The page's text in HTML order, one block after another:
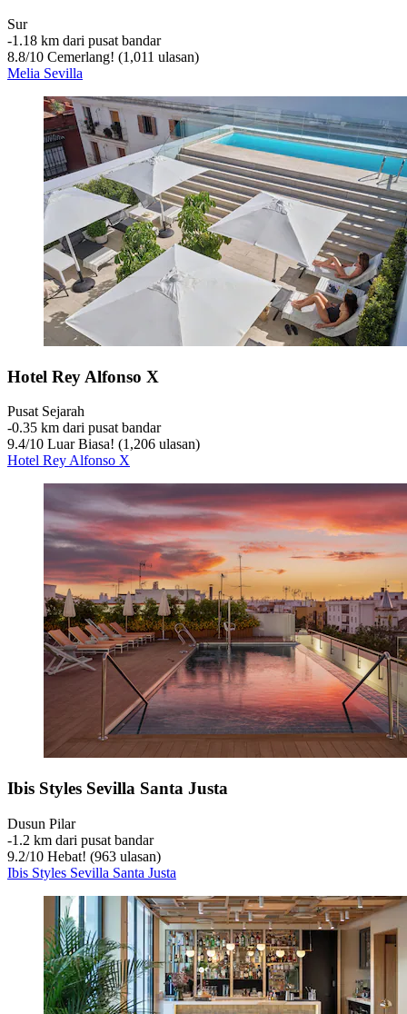
Sur
‐1.18 km dari pusat bandar
8.8/10 Cemerlang! (1,011 ulasan)
Melia Sevilla
Hotel Rey Alfonso X
Pusat Sejarah
‐0.35 km dari pusat bandar
9.4/10 Luar Biasa! (1,206 ulasan)
Hotel Rey Alfonso X
Ibis Styles Sevilla Santa Justa
Dusun Pilar
‐1.2 km dari pusat bandar
9.2/10 Hebat! (963 ulasan)
Ibis Styles Sevilla Santa Justa